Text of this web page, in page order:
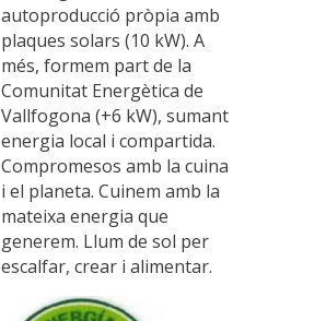
autoproducció pròpia amb
plaques solars (10 kW). A
més, formem part de la
Comunitat Energètica de
Vallfogona (+6 kW), sumant
energia local i compartida.
Compromesos amb la cuina
i el planeta. Cuinem amb la
mateixa energia que
generem. Llum de sol per
escalfar, crear i alimentar.